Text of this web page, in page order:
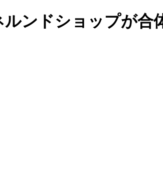
ンドショップが合